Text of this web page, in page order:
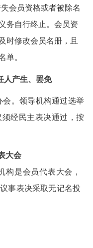
会员资格或者被除名
务自行终止。会员资
时修改会员名册，且
单。
产生、罢免
。领导机构通过选举
经民主表决通过，按
大会
构是会员代表大会，
事表决采取无记名投